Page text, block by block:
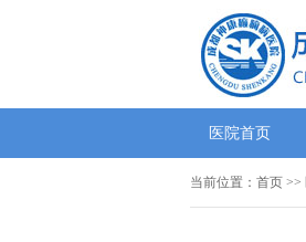
医院首页
当前位置： 首页 >>